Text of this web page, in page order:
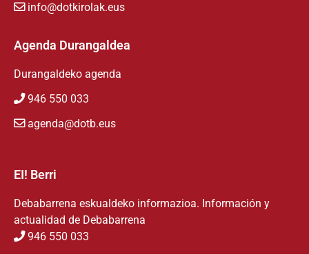
info@dotkirolak.eus
Agenda Durangaldea
Durangaldeko agenda
946 550 033
agenda@dotb.eus
EI! Berri
Debabarrena eskualdeko informazioa. Información y
actualidad de Debabarrena
946 550 033